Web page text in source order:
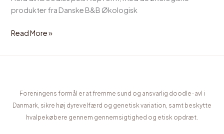
produkter fra Danske B&B Økologisk
Read More »
Foreningens formål er at fremme sund og ansvarlig doodle-avl i
Danmark, sikre høj dyrevelfærd og genetisk variation, samt beskytte
hvalpekøbere gennem gennemsigtighed og etisk opdræt.